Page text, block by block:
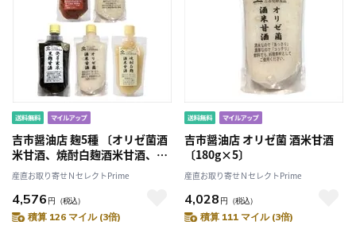
吉市醤油店 麹5種 〔オリゼ菌酒
米甘酒、焼酎白麹酒米甘酒、発
芽玄米黒糀甘酒、塩麹、しょう
ゆ麹 各180g〕
産直お取り寄せＮセレクトPrime
4,576 円 （税込）
積算 126 マイル (3倍)
吉市醤油店 オリゼ菌 酒米甘酒
〔180g×5〕
産直お取り寄せＮセレクトPrime
4,028 円 （税込）
積算 111 マイル (3倍)